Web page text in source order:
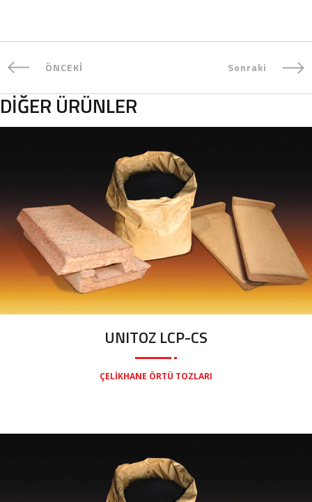
ÖNCEKİ Sonraki
DIĞER ÜRÜNLER
UNITOZ LCP-CS
ÇELIKHANE ÖRTÜ TOZLARI